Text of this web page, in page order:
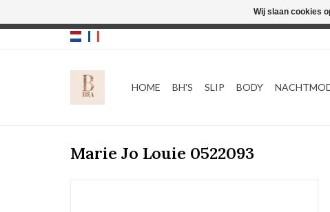
HOME BH'S SLIP BODY
Marie Jo Louie 0522093
Wij slaan cookies